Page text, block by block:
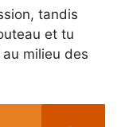
tandis
et tu
milieu des